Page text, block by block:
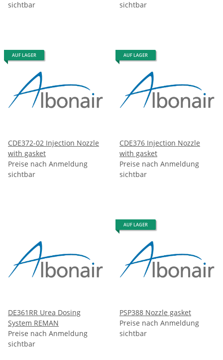
sichtbar
sichtbar
AUF LAGER
CDE372-02 Injection Nozzle
with gasket
Preise nach Anmeldung
sichtbar
AUF LAGER
CDE376 Injection Nozzle
with gasket
Preise nach Anmeldung
sichtbar
DE361RR Urea Dosing
System REMAN
Preise nach Anmeldung
sichtbar
AUF LAGER
PSP388 Nozzle gasket
Preise nach Anmeldung
sichtbar